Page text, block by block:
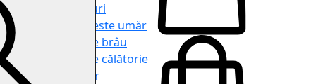
Rucsacuri
Genți peste umăr
Genți de brâu
Genți de călătorie
Shopper